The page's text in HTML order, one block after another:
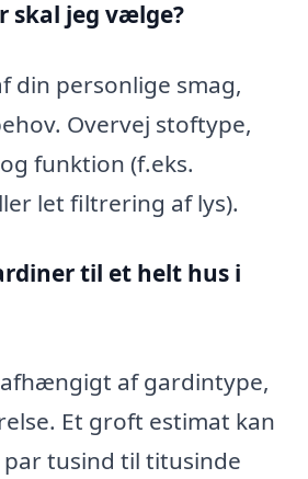
skal jeg vælge?
din personlige smag,
Overvej stoftype,
funktion (f.eks.
let filtrering af lys).
til et helt hus i
af gardintype,
Et groft estimat kan
tusind til titusinde